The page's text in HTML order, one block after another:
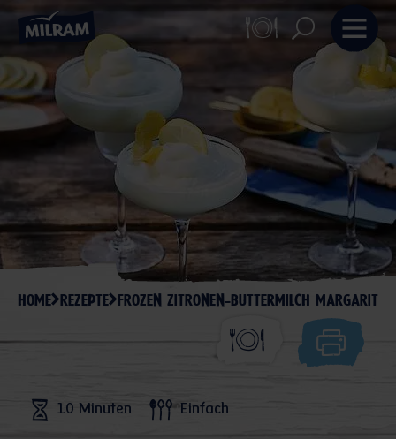
HOME REZEPTE FROZEN ZITRONEN-BUTTERMILCH MARGARITA
10 Minuten Einfach